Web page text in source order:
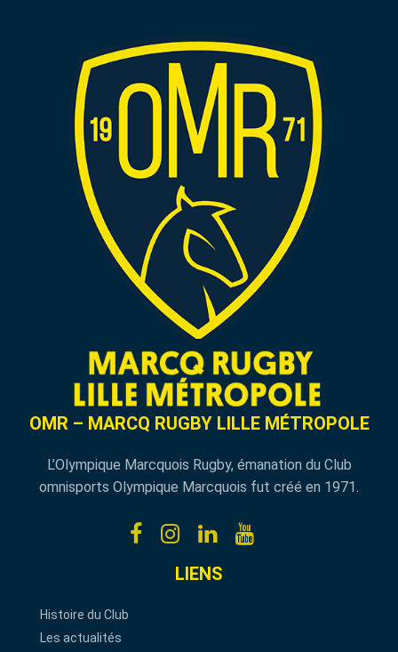
OMR – MARCQ RUGBY LILLE MÉTROPOLE
L’Olympique Marcquois Rugby, émanation du Club
omnisports Olympique Marcquois fut créé en 1971.
LIENS
Histoire du Club
Les actualités